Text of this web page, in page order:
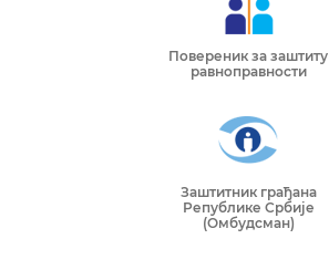
Повереник за заштиту
равноправности
Заштитник грађана
Републике Србије
(Омбудсман)